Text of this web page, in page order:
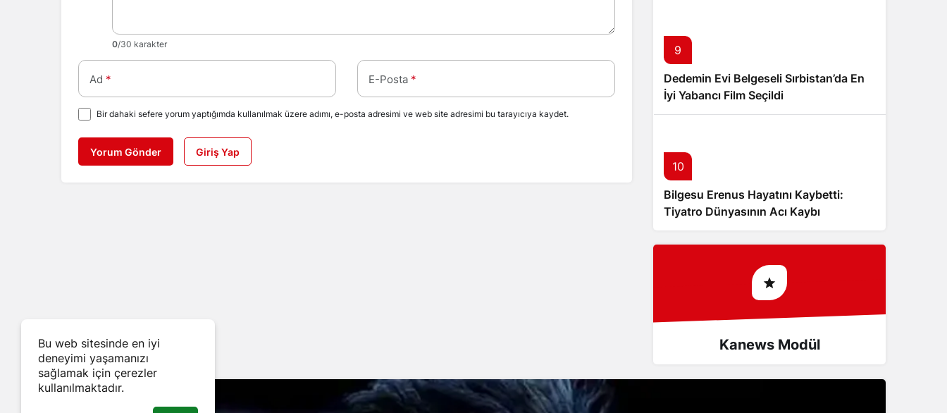
0/30 karakter
Ad * E-Posta *
Bir dahaki sefere yorum yaptığımda kullanılmak üzere adımı, e-posta adresimi ve web site adresimi bu tarayıcıya kaydet.
Yorum Gönder Giriş Yap
9
Dedemin Evi Belgeseli Sırbistan’da En
İyi Yabancı Film Seçildi
10
Bilgesu Erenus Hayatını Kaybetti:
Tiyatro Dünyasının Acı Kaybı
Kanews Modül
Bu web sitesinde en iyi
deneyimi yaşamanızı
sağlamak için çerezler
kullanılmaktadır.